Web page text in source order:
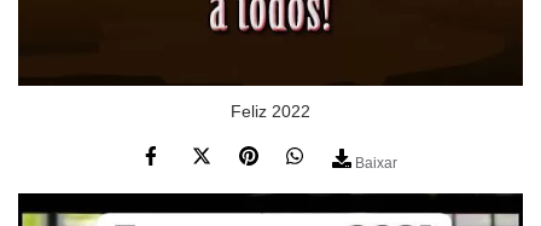
Feliz 2022
Baixar